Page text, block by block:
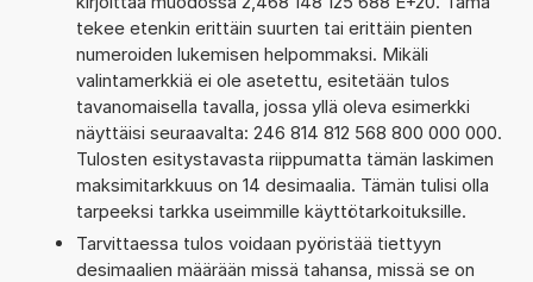
tekee etenkin erittäin suurten tai erittäin pienten
numeroiden lukemisen helpommaksi. Mikäli
valintamerkkiä ei ole asetettu, esitetään tulos
tavanomaisella tavalla, jossa yllä oleva esimerkki
näyttäisi seuraavalta: 246 814 812 568 800 000 000.
Tulosten esitystavasta riippumatta tämän laskimen
maksimitarkkuus on 14 desimaalia. Tämän tulisi olla
tarpeeksi tarkka useimmille käyttötarkoituksille.
Tarvittaessa tulos voidaan pyöristää tiettyyn
desimaalien määrään missä tahansa, missä se on